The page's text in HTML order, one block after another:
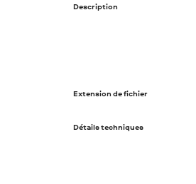
Description
Extension de fichier
Détails techniques